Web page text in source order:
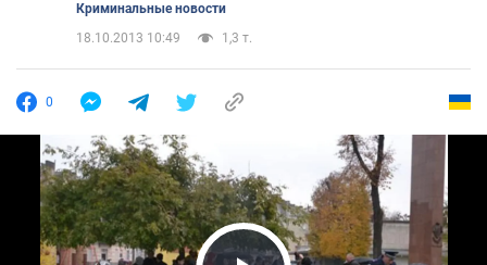
Криминальные новости
18.10.2013 10:49
1,3 т.
0